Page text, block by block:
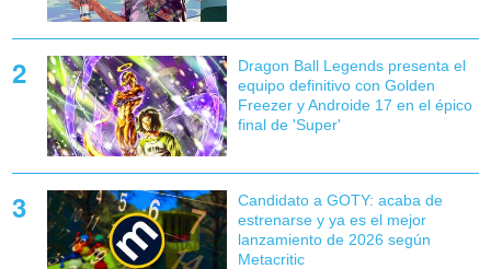
Dragon Ball Legends presenta el
equipo definitivo con Golden
Freezer y Androide 17 en el épico
final de 'Super'
Candidato a GOTY: acaba de
estrenarse y ya es el mejor
lanzamiento de 2026 según
Metacritic